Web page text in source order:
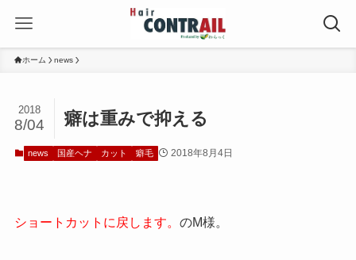
ホーム news
癖は重みで抑える
2018
8/04
news 国産ヘナ カット 癖毛 2018年8月4日
ショートカットに戻します。 のM様。